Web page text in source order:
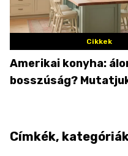
Cikkek
Amerikai konyha:
bosszúság?
Címkék, kategóriák